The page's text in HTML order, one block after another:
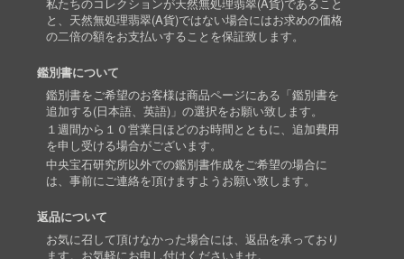
と、天然無処理翡翠(A貨)ではない場合にはお求めの価格
の二倍の額をお支払いすることを保証致します。
鑑別書について
鑑別書をご希望のお客様は商品ページにある「鑑別書を
追加する(日本語、英語)」の選択をお願い致します。
１週間から１０営業日ほどのお時間とともに、追加費用
を申し受ける場合がございます。
中央宝石研究所以外での鑑別書作成をご希望の場合に
は、事前にご連絡を頂けますようお願い致します。
返品について
お気に召して頂けなかった場合には、返品を承っており
ます。お気軽にお申し付けくださいませ。